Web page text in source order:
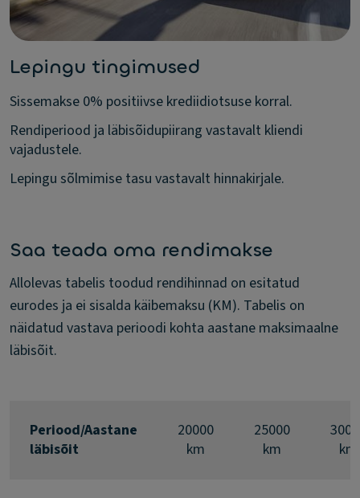
Lepingu tingimused
Sissemakse 0% positiivse krediidiotsuse korral.
Rendiperiood ja läbisõidupiirang vastavalt kliendi
vajadustele.
Lepingu sõlmimise tasu vastavalt hinnakirjale.
Saa teada oma rendimakse
Allolevas tabelis toodud rendihinnad on esitatud
eurodes ja ei sisalda käibemaksu (KM). Tabelis on
näidatud vastava perioodi kohta aastane maksimaalne
läbisõit.
Periood/Aastane
läbisõit
20000
km
25000
km
km